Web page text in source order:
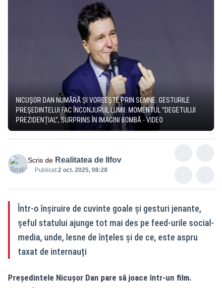
NICUȘOR DAN NUMĂRĂ ȘI VORBEȘTE PRIN SEMNE. GESTURILE
PREȘEDINTELUI FAC ÎNCONJURUL LUMII. MOMENTUL ”DEGETULUI
PREZIDENȚIAL”, SURPRINS ÎN IMAGINI BOMBĂ - VIDEO
Scris de Realitatea de Ilfov
Publicat:2 oct. 2025, 08:28
Într-o înșiruire de cuvinte goale și gesturi jenante,
șeful statului ajunge tot mai des pe feed-urile social-
media, unde, lesne de înțeles și de ce, este aspru
taxat de internauți
Președintele Nicușor Dan pare să joace într-un film.